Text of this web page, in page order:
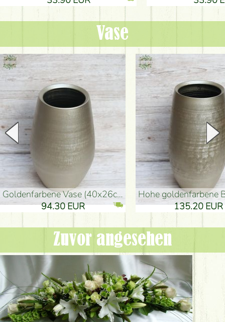
Vase
goldenfarbene Vase (40x26cm)
94.30 EUR
hohe goldenfarbene
135.20 EUR
Zuvor angesehen